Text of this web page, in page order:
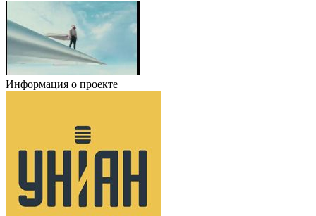
Информация о проекте